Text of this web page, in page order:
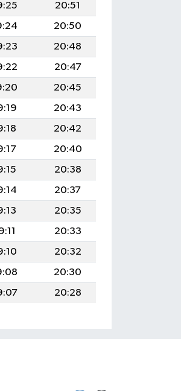
20:51
20:50
20:48
20:47
20:45
20:43
20:42
20:40
20:38
20:37
20:35
20:33
20:32
20:30
20:28